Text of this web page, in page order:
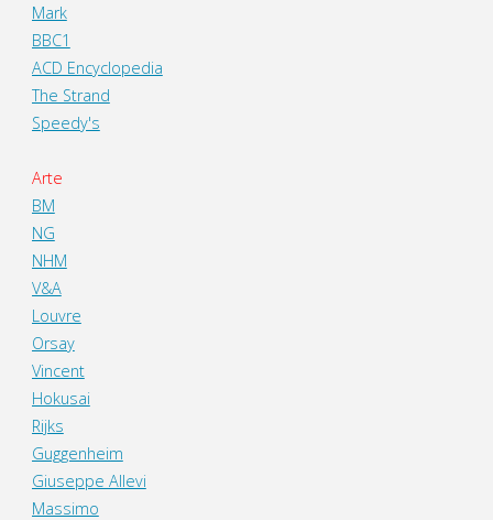
Mark
BBC1
ACD Encyclopedia
The Strand
Speedy's
Arte
BM
NG
NHM
V&A
Louvre
Orsay
Vincent
Hokusai
Rijks
Guggenheim
Giuseppe Allevi
Massimo